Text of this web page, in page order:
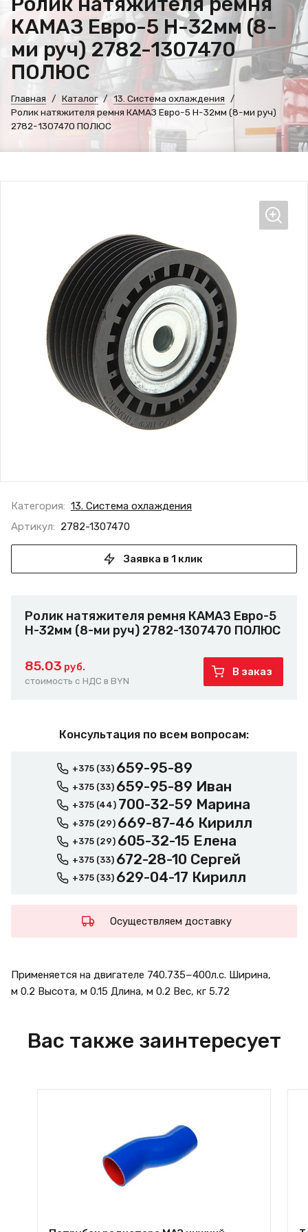
КАМАЗ Евро-5 H-32мм (8-
ми руч) 2782-1307470
ПОЛЮС
Главная Каталог
13. Система охлаждения
Ролик натяжителя ремня КАМАЗ Евро-5 H-32мм (8-ми руч)
2782-1307470 ПОЛЮС
Категория: 13. Система охлаждения
Артикул: 2782-1307470
Заявка в 1 клик
Ролик натяжителя ремня КАМАЗ Евро-5
H-32мм (8-ми руч) 2782-1307470 ПОЛЮС
85.03 руб.
стоимость с НДС в BYN
В заказ
Консультация по всем вопросам:
+375 (33) 659-95-89
+375 (33) 659-95-89 Иван
+375 (44) 700-32-59 Марина
+375 (29) 669-87-46 Кирилл
+375 (29) 605-32-15 Елена
+375 (33) 672-28-10 Сергей
+375 (33) 629-04-17 Кирилл
Осуществляем доставку
Применяется на двигателе 740.735−400л.с. Ширина,
м 0.2 Высота, м 0.15 Длина, м 0.2 Вес, кг 5.72
Вас также заинтересует